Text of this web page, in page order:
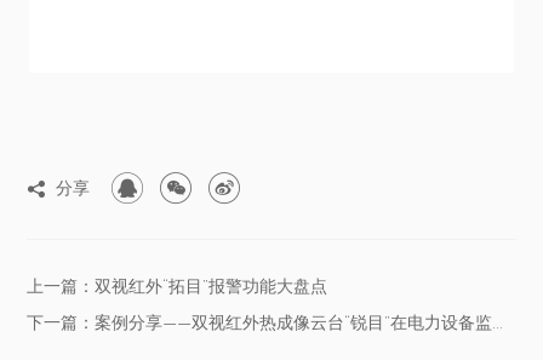
 分享   
上一篇：双视红外“拓目”报警功能大盘点